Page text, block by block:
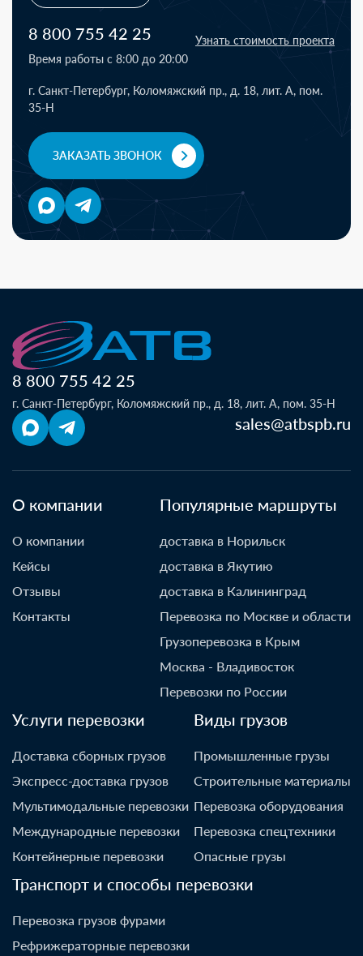
8 800 755 42 25
Время работы с 8:00 до 20:00
Узнать стоимость проекта
г. Санкт-Петербург, Коломяжский пр., д. 18, лит. А, пом.
35-Н
ЗАКАЗАТЬ ЗВОНОК
8 800 755 42 25
г. Санкт-Петербург, Коломяжский пр., д. 18, лит. А, пом. 35-Н
sales@atbspb.ru
О компании
О компании
Кейсы
Отзывы
Контакты
Популярные маршруты
доставка в Норильск
доставка в Якутию
доставка в Калининград
Перевозка по Москве и области
Грузоперевозка в Крым
Москва - Владивосток
Перевозки по России
Услуги перевозки
Доставка сборных грузов
Экспресс-доставка грузов
Мультимодальные перевозки
Международные перевозки
Контейнерные перевозки
Виды грузов
Промышленные грузы
Строительные материалы
Перевозка оборудования
Перевозка спецтехники
Опасные грузы
Транспорт и способы перевозки
Перевозка грузов фурами
Рефрижераторные перевозки